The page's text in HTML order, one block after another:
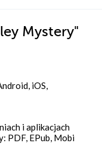
Mystery"
iOS,
i aplikacjach
PDF, EPub, Mobi